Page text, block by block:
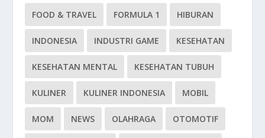
FOOD & TRAVEL FORMULA 1 HIBURAN
INDONESIA INDUSTRI GAME KESEHATAN
KESEHATAN MENTAL KESEHATAN TUBUH
KULINER KULINER INDONESIA MOBIL
MOM NEWS OLAHRAGA OTOMOTIF